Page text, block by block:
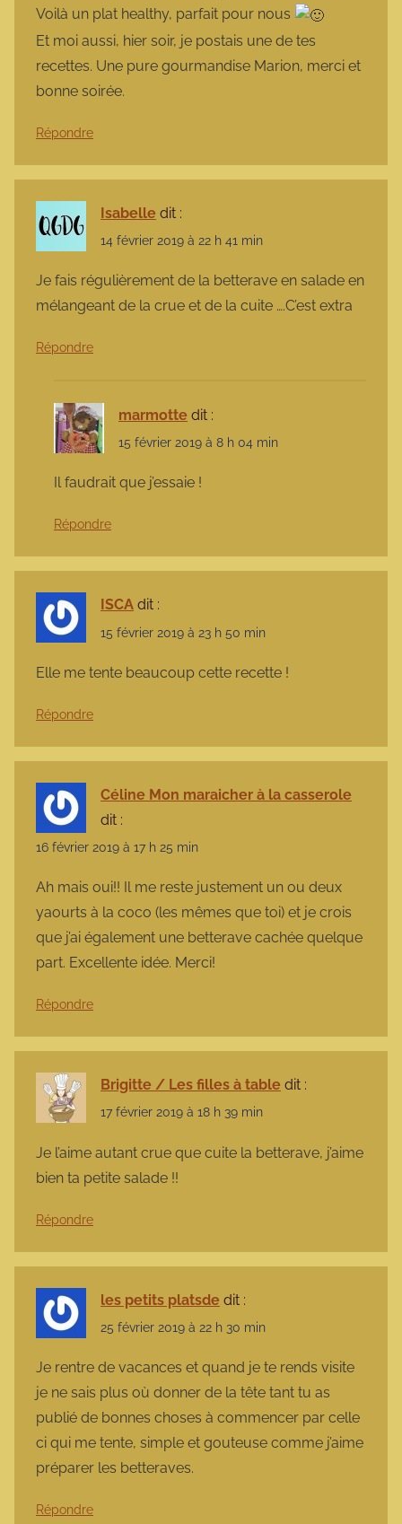
Voilà un plat healthy, parfait pour nous
Et moi aussi, hier soir, je postais une de tes
recettes. Une pure gourmandise Marion, merci et
bonne soirée.
Répondre
Isabelle dit :
14 février 2019 à 22 h 41 min
Je fais régulièrement de la betterave en salade en
mélangeant de la crue et de la cuite ….C’est extra
Répondre
marmotte dit :
15 février 2019 à 8 h 04 min
Il faudrait que j’essaie !
Répondre
ISCA dit :
15 février 2019 à 23 h 50 min
Elle me tente beaucoup cette recette !
Répondre
Céline Mon maraicher à la casserole
dit :
16 février 2019 à 17 h 25 min
Ah mais oui!! Il me reste justement un ou deux
yaourts à la coco (les mêmes que toi) et je crois
que j’ai également une betterave cachée quelque
part. Excellente idée. Merci!
Répondre
Brigitte / Les filles à table dit :
17 février 2019 à 18 h 39 min
Je l’aime autant crue que cuite la betterave, j’aime
bien ta petite salade !!
Répondre
les petits platsde dit :
25 février 2019 à 22 h 30 min
Je rentre de vacances et quand je te rends visite
je ne sais plus où donner de la tête tant tu as
publié de bonnes choses à commencer par celle
ci qui me tente, simple et gouteuse comme j’aime
préparer les betteraves.
Répondre